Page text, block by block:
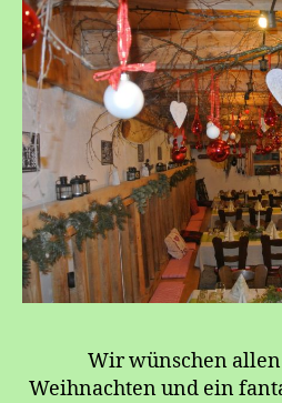
Wir wünschen
Weihnachten und ein